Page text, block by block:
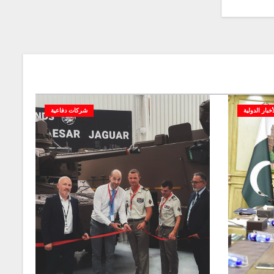
الدولية شركات دفاعية